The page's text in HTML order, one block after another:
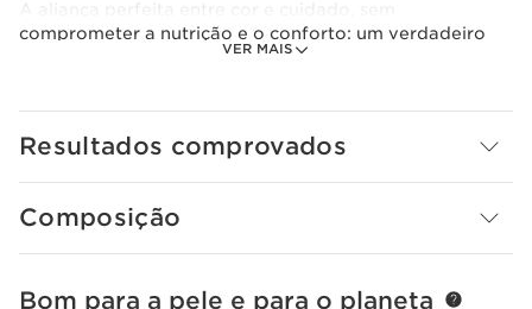
VER MAIS
A aliança perfeita entre cor e cuidado, sem
comprometer a nutrição e o conforto: um verdadeiro
cuidado aconchegante que reúne hidratação, nutrição e
natural, munida de três óleos vegetais altamente
e a nutrição dos lábios.
hidratação dos lábios
Resultados comprovados
Composição
SALTAR PARA O CONTEÚDO
Bom para a pele e para o planeta